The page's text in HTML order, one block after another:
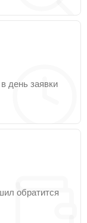
день заявки
обратится